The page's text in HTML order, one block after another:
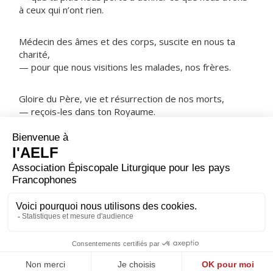
à ceux qui n’ont rien.
Médecin des âmes et des corps, suscite en nous ta
charité,
— pour que nous visitions les malades, nos frères.
Gloire du Père, vie et résurrection de nos morts,
— reçois-les dans ton Royaume.
NOTRE PÈRE
ORAISON
donnes pour rythmer notre vie : à travers ombres et
lumières, conduis-nous au jour qui ne finira pas.